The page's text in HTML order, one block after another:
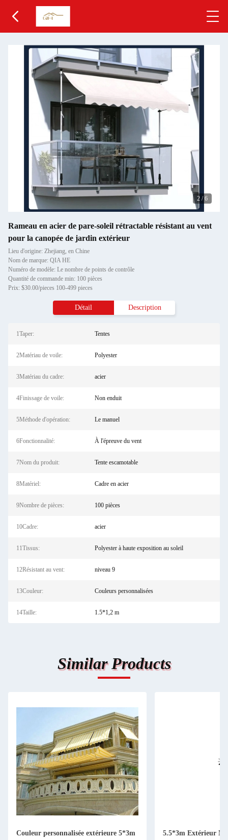
2 /6
Rameau en acier de pare-soleil rétractable résistant au vent
pour la canopée de jardin extérieur
Lieu d'origine: Zhejiang, en Chine
Nom de marque: QIA HE
Numéro de modèle: Le nombre de points de contrôle
Quantité de commande min: 100 pièces
Prix: $30.00/pieces 100-499 pieces
Détail Description
1Taper: Tentes
2Matériau de voile: Polyester
3Matériau du cadre: acier
4Finissage de voile: Non enduit
5Méthode d'opération: Le manuel
6Fonctionnalité: À l'épreuve du vent
7Nom du produit: Tente escamotable
8Matériel: Cadre en acier
9Nombre de pièces: 100 pièces
10Cadre: acier
11Tissus: Polyester à haute exposition au soleil
12Résistant au vent: niveau 9
13Couleur: Couleurs personnalisées
14Taille: 1.5*1,2 m
Similar Products
Couleur personnalisée extérieure 5*3m
5.5*3m Extérieur